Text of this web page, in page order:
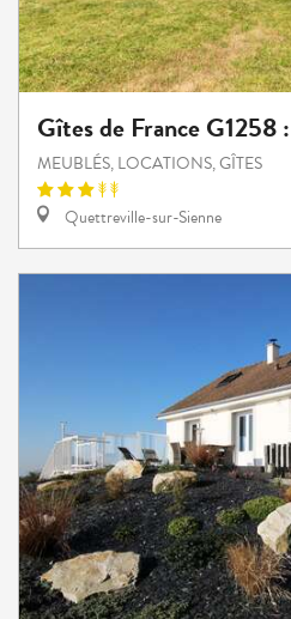
Gîtes de France G1258
MEUBLÉS, LOCATIONS, GÎTES
Quettreville-sur-Sienne